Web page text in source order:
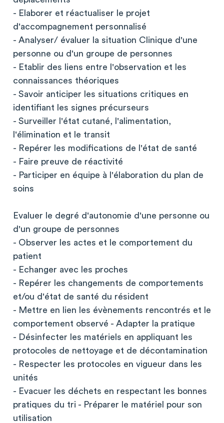
- Elaborer et réactualiser le projet
d'accompagnement personnalisé
- Analyser/ évaluer la situation Clinique d'une
personne ou d'un groupe de personnes
- Etablir des liens entre l'observation et les
connaissances théoriques
- Savoir anticiper les situations critiques en
identifiant les signes précurseurs
- Surveiller l'état cutané, l'alimentation,
l'élimination et le transit
- Repérer les modifications de l'état de santé
- Faire preuve de réactivité
- Participer en équipe à l'élaboration du plan de
soins
Evaluer le degré d'autonomie d'une personne ou
d'un groupe de personnes
- Observer les actes et le comportement du
patient
- Echanger avec les proches
- Repérer les changements de comportements
et/ou d'état de santé du résident
- Mettre en lien les évènements rencontrés et le
comportement observé - Adapter la pratique
- Désinfecter les matériels en appliquant les
protocoles de nettoyage et de décontamination
- Respecter les protocoles en vigueur dans les
unités
- Evacuer les déchets en respectant les bonnes
pratiques du tri - Préparer le matériel pour son
utilisation